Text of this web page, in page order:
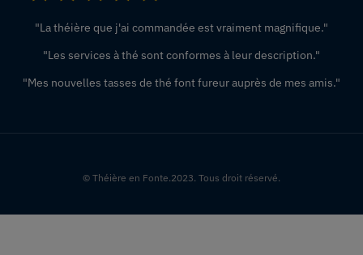
"La théière que j'ai commandée est vraiment magnifique."
"Les services à thé sont conformes à leur description."
"Mes nouvelles tasses de thé font fureur auprès de mes amis."
© Théière en Fonte.2023. Tous droit réservé.